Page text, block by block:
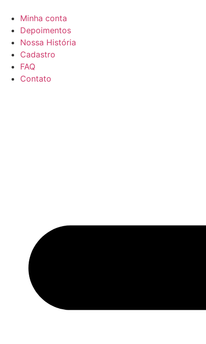
Minha conta
Depoimentos
Nossa História
Cadastro
FAQ
Contato